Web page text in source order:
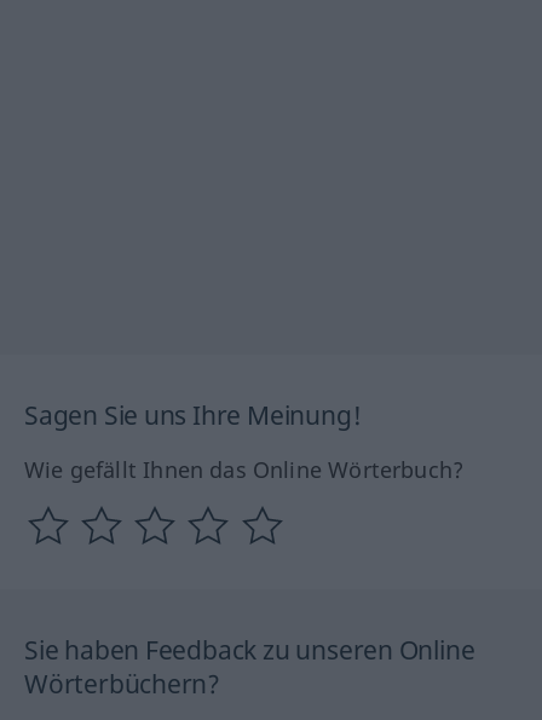
Sagen Sie uns Ihre Meinung!
Wie gefällt Ihnen das Online Wörterbuch?
Sie haben Feedback zu unseren Online
Wörterbüchern?